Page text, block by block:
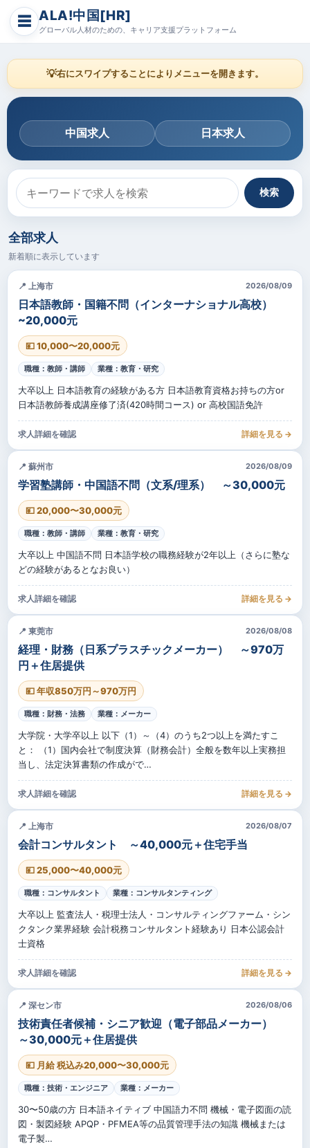
☰ ALA!中国[HR]
グローバル人材のための、キャリア支援プラットフォーム
💡右にスワイプすることによりメニューを開きます。
中国求人 日本求人
検索
全部求人
新着順に表示しています
📍 上海市 2026/08/09
日本語教師・国籍不問（インターナショナル高校）
~20,000元
💴 10,000〜20,000元
職種：教師・講師 業種：教育・研究
大卒以上 日本語教育の経験がある方 日本語教育資格お持ちの方or
日本語教師養成講座修了済(420時間コース) or 高校国語免許
求人詳細を確認 詳細を見る →
📍 蘇州市 2026/08/09
学習塾講師・中国語不問（文系/理系） ～30,000元
💴 20,000〜30,000元
職種：教師・講師 業種：教育・研究
大卒以上 中国語不問 日本語学校の職務経験が2年以上（さらに塾な
どの経験があるとなお良い）
求人詳細を確認 詳細を見る →
📍 東莞市 2026/08/08
経理・財務（日系プラスチックメーカー） ～970万
円＋住居提供
💴 年収850万円～970万円
職種：財務・法務 業種：メーカー
大学院・大学卒以上 以下（1）～（4）のうち2つ以上を満たすこ
と： （1）国内会社で制度決算（財務会計）全般を数年以上実務担
当し、法定決算書類の作成がで…
求人詳細を確認 詳細を見る →
📍 上海市 2026/08/07
会計コンサルタント ～40,000元＋住宅手当
💴 25,000〜40,000元
職種：コンサルタント 業種：コンサルタンティング
大卒以上 監査法人・税理士法人・コンサルティングファーム・シン
クタンク業界経験 会計税務コンサルタント経験あり 日本公認会計
士資格
求人詳細を確認 詳細を見る →
📍 深セン市 2026/08/06
技術責任者候補・シニア歓迎（電子部品メーカー）
～30,000元＋住居提供
💴 月給 税込み20,000〜30,000元
職種：技術・エンジニア 業種：メーカー
30〜50歳の方 日本語ネイティブ 中国語力不問 機械・電子図面の読
図・製図経験 APQP・PFMEA等の品質管理手法の知識 機械または
電子製…